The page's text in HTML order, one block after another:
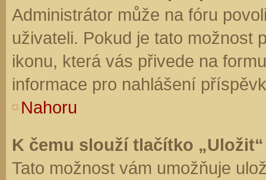
Administrátor může na fóru
uživateli. Pokud je tato možnost
ikonu, která vás přivede na
informace pro nahlášení
Nahoru
K čemu slouží tlačítko
Tato možnost vám umožňuje